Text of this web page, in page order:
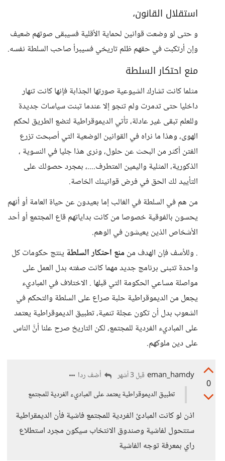
استقلال القانون،
و حتى لو وضعت قوانين لحماية الأقلية فسيبقى صوتهم ضعيف
وإن أرتكبت في حقهم ظلم تاريخي فسيبرأ صاحب السلطة نفسه.
منع احتكار السلطة
مثلما كانت تشارك الشيوعية صورتها الجذابة فإنها كانت تنهار
داخليا حتى تدمرت ولم تنجو إلا عندما تبنت سياسات جديدة
وللعلم تبقى غير عادلة، تأتي الديموقراطية لتضع الطريق لحكم
الهوى، وهذا ما نراه في القوانين الوضعية التي أصبحت تزرع
الفتن أكثر من البحث عن حلول، ونرى هذا جليا في النسوية ،
الذكورية، المثلية واليمين المتطرف....، بمجرد حصولك على
التأييد لك الحق في فرض قوانينك الخاصة.
من هم في السلطة في الغالب إما بعيدون عن حياة العامة أو أنهم
يحسون بالفوقية خصوصا من كانت بداياتهم قاع المجتمع أو أحد
الأشخاص الذين يعيشون في الوهم.
. وللأسف فإن الهدف منمنع احتكار السلطة ينتج حكومات كل
واحدة تتبنى برنامج جديد مهما كانت صفته بدل العمل على
مواصلة مساعي الحكومة التي قبلها . الاختلاف في المباديء
يجعل من الديموقراطية حلبة صراع على السلطة والتحكم في
الشعوب بدل أن تكون عجلة تنمية، تطبيق الديموقراطية يعتمد
على المباديء الفردية للمجتمع، لكن التاريخ صرح علنا أنَّ الناس
على دين ملوكهم.
0
eman_hamdy قبل 3 أشهر
أضف ردا
تطبيق الديموقراطية يعتمد على المباديء الفردية للمجتمع
اذن لو كانت المبادئ الفردية للمجتمع فاشية فأن الديمقراطية
ستتحول لفاشية وصندوق الانتخاب سيكون مجرد استطلاع
راي بمعرفة توجه الفاشية